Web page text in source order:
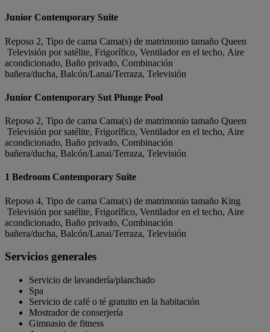
Junior Contemporary Suite
Reposo 2, Tipo de cama Cama(s) de matrimonio tamaño Queen
Televisión por satélite, Frigorífico, Ventilador en el techo, Aire
acondicionado, Baño privado, Combinación
bañera/ducha, Balcón/Lanai/Terraza, Televisión
Junior Contemporary Sut Plunge Pool
Reposo 2, Tipo de cama Cama(s) de matrimonio tamaño Queen
Televisión por satélite, Frigorífico, Ventilador en el techo, Aire
acondicionado, Baño privado, Combinación
bañera/ducha, Balcón/Lanai/Terraza, Televisión
1 Bedroom Contemporary Suite
Reposo 4, Tipo de cama Cama(s) de matrimonio tamaño King
Televisión por satélite, Frigorífico, Ventilador en el techo, Aire
acondicionado, Baño privado, Combinación
bañera/ducha, Balcón/Lanai/Terraza, Televisión
Servicios generales
Servicio de lavandería/planchado
Spa
Servicio de café o té gratuito en la habitación
Mostrador de conserjería
Gimnasio de fitness